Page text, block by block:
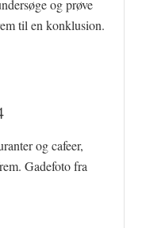
og prøve
til en konklusion.
og cafeer,
Gadefoto fra